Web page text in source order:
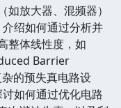
放大器、混频器）
绍如何通过分析并
整体线性度，如
Barrier
的预失真电路设
如何通过优化电路